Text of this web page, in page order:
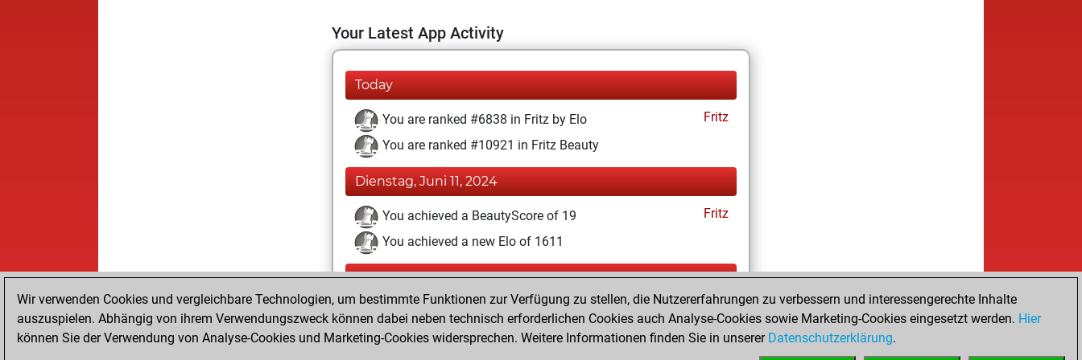
Your Latest App Activity
Today
You are ranked #6838 in Fritz by Elo
Fritz
You are ranked #10921 in Fritz Beauty
Dienstag, Juni 11, 2024
You achieved a BeautyScore of 19
Fritz
You achieved a new Elo of 1611
Dienstag, November 7, 2023
You won against Fritz
Fritz
You created your Fritz account
Wir verwenden Cookies und vergleichbare Technologien, um bestimmte Funktionen zur Verfügung zu stellen, die Nutzererfahrungen zu verbessern und interessengerechte Inhalte
auszuspielen. Abhängig von ihrem Verwendungszweck können dabei neben technisch erforderlichen Cookies auch Analyse-Cookies sowie Marketing-Cookies eingesetzt werden. Hier
können Sie der Verwendung von Analyse-Cookies und Marketing-Cookies widersprechen. Weitere Informationen finden Sie in unserer Datenschutzerklärung.